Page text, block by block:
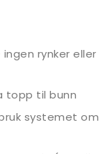
rynker eller
topp til bunn
systemet om